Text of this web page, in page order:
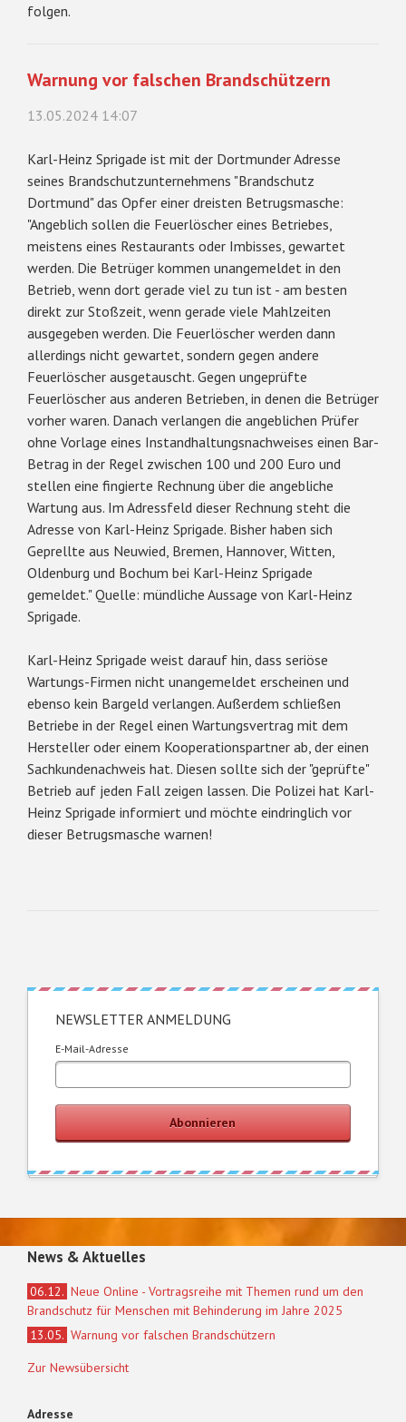
folgen.
Warnung vor falschen Brandschützern
13.05.2024 14:07
Karl-Heinz Sprigade ist mit der Dortmunder Adresse
seines Brandschutzunternehmens "Brandschutz
Dortmund" das Opfer einer dreisten Betrugsmasche:
"Angeblich sollen die Feuerlöscher eines Betriebes,
meistens eines Restaurants oder Imbisses, gewartet
werden. Die Betrüger kommen unangemeldet in den
Betrieb, wenn dort gerade viel zu tun ist - am besten
direkt zur Stoßzeit, wenn gerade viele Mahlzeiten
ausgegeben werden. Die Feuerlöscher werden dann
allerdings nicht gewartet, sondern gegen andere
Feuerlöscher ausgetauscht. Gegen ungeprüfte
Feuerlöscher aus anderen Betrieben, in denen die Betrüger
vorher waren. Danach verlangen die angeblichen Prüfer
ohne Vorlage eines Instandhaltungsnachweises einen Bar-
Betrag in der Regel zwischen 100 und 200 Euro und
stellen eine fingierte Rechnung über die angebliche
Wartung aus. Im Adressfeld dieser Rechnung steht die
Adresse von Karl-Heinz Sprigade. Bisher haben sich
Geprellte aus Neuwied, Bremen, Hannover, Witten,
Oldenburg und Bochum bei Karl-Heinz Sprigade
gemeldet." Quelle: mündliche Aussage von Karl-Heinz
Sprigade.
Karl-Heinz Sprigade weist darauf hin, dass seriöse
Wartungs-Firmen nicht unangemeldet erscheinen und
ebenso kein Bargeld verlangen. Außerdem schließen
Betriebe in der Regel einen Wartungsvertrag mit dem
Hersteller oder einem Kooperationspartner ab, der einen
Sachkundenachweis hat. Diesen sollte sich der "geprüfte"
Betrieb auf jeden Fall zeigen lassen. Die Polizei hat Karl-
Heinz Sprigade informiert und möchte eindringlich vor
dieser Betrugsmasche warnen!
NEWSLETTER ANMELDUNG
E-Mail-Adresse
Abonnieren
News & Aktuelles
06.12. Neue Online - Vortragsreihe mit Themen rund um den
Brandschutz für Menschen mit Behinderung im Jahre 2025
13.05. Warnung vor falschen Brandschützern
Zur Newsübersicht
Adresse